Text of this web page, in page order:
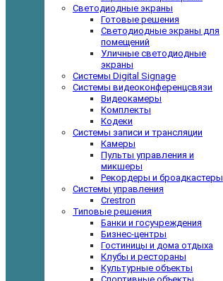
Светодиодные экраны
Готовые решения
Светодиодные экраны для
помещений
Уличные светодиодные
экраны
Системы Digital Signage
Системы видеоконференцсвязи
Видеокамеры
Комплекты
Кодеки
Системы записи и трансляции
Камеры
Пульты управления и
микшеры
Рекордеры и броадкастеры
Системы управления
Crestron
Типовые решения
Банки и госучреждения
Бизнес-центры
Гостиницы и дома отдыха
Клубы и рестораны
Культурные объекты